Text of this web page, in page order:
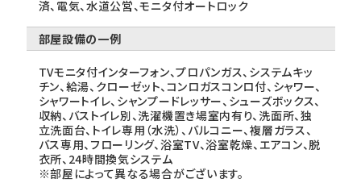
済、電気、水道公営、モニタ付オートロック
部屋設備の一例
TVモニタ付インターフォン、プロパンガス、システムキッ
チン、給湯、クローゼット、コンロガスコンロ付、シャワー、
シャワートイレ、シャンプードレッサー、シューズボックス、
収納、バストイレ別、洗濯機置き場室内有り、洗面所、独
立洗面台、トイレ専用（水洗）、バルコニー、複層ガラス、
バス専用、フローリング、浴室TV、浴室乾燥、エアコン、脱
衣所、24時間換気システム
※部屋によって異なる場合がございます。